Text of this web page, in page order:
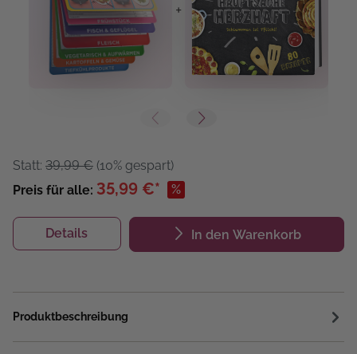
+
Statt: 39,99 € (10% gespart)
Preis für alle: 35,99 €* %
Details In den Warenkorb
Produktbeschreibung